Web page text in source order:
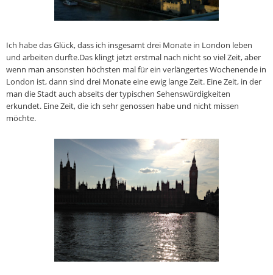
Ich habe das Glück, dass ich insgesamt drei Monate in London leben
und arbeiten durfte.Das klingt jetzt erstmal nach nicht so viel Zeit, aber
wenn man ansonsten höchsten mal für ein verlängertes Wochenende in
London ist, dann sind drei Monate eine ewig lange Zeit. Eine Zeit, in der
man die Stadt auch abseits der typischen Sehenswürdigkeiten
erkundet. Eine Zeit, die ich sehr genossen habe und nicht missen
möchte.